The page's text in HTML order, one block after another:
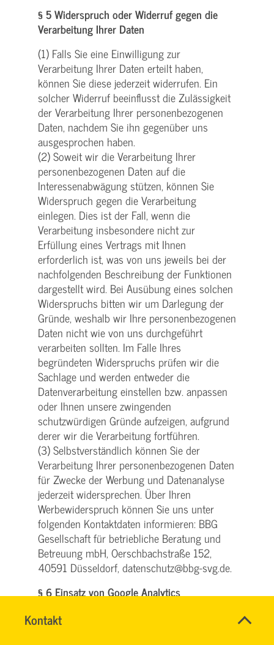
Kontakt
HASSNAE
Name*
§ 5 Widerspruch oder Widerruf gegen die
Verarbeitung Ihrer Daten
(1) Falls Sie eine Einwilligung zur
Verarbeitung Ihrer Daten erteilt haben,
können Sie diese jederzeit widerrufen. Ein
solcher Widerruf beeinflusst die Zulässigkeit
der Verarbeitung Ihrer personenbezogenen
Daten, nachdem Sie ihn gegenüber uns
ausgesprochen haben.
(2) Soweit wir die Verarbeitung Ihrer
personenbezogenen Daten auf die
Interessenabwägung stützen, können Sie
Widerspruch gegen die Verarbeitung
einlegen. Dies ist der Fall, wenn die
Verarbeitung insbesondere nicht zur
Erfüllung eines Vertrags mit Ihnen
erforderlich ist, was von uns jeweils bei der
nachfolgenden Beschreibung der Funktionen
dargestellt wird. Bei Ausübung eines solchen
Widerspruchs bitten wir um Darlegung der
Gründe, weshalb wir Ihre personenbezogenen
Daten nicht wie von uns durchgeführt
verarbeiten sollten. Im Falle Ihres
begründeten Widerspruchs prüfen wir die
Sachlage und werden entweder die
Datenverarbeitung einstellen bzw. anpassen
oder Ihnen unsere zwingenden
schutzwürdigen Gründe aufzeigen, aufgrund
derer wir die Verarbeitung fortführen.
(3) Selbstverständlich können Sie der
Verarbeitung Ihrer personenbezogenen Daten
für Zwecke der Werbung und Datenanalyse
jederzeit widersprechen. Über Ihren
Werbewiderspruch können Sie uns unter
folgenden Kontaktdaten informieren: BBG
Gesellschaft für betriebliche Beratung und
Betreuung mbH, Oerschbachstraße 152,
40591 Düsseldorf, datenschutz@bbg-svg.de.
§ 6 Einsatz von Google Analytics
(1) Diese Website benutzt Google Analytics,
einen Webanalysedienst der Google Inc.